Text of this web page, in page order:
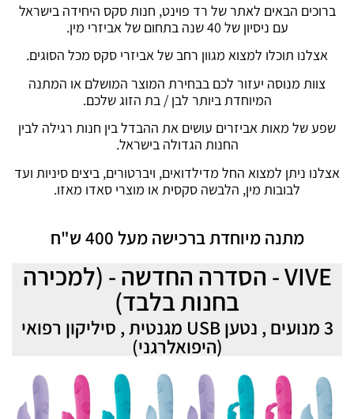
ברוכים הבאים לאתר של רד פוינט, חנות סקס היחידה בישראל
עם ניסיון של 40 שנה בתחום של אביזרי מין.
אצלנו תוכלו למצוא מגוון רחב של אביזרי סקס מכל הסוגים.
צוות מנוסה יעזור לכם בבחירת המוצר המושלם או המתנה
המיוחדת ביותר לבן / בת הזוג שלכם.
שפע של מאות אביזרים עושים את ההבדל בין חנות רגילה לבין
החנות הגדולה בישראל.
אצלנו ניתן למצוא החל מדילדואים, ויברטורים, ביצים סיניות ועד
לבובות מין, הלבשה סקסית או מוצרי סאדו מאזו.
מתנה מיוחדת ברכישה מעל 400 ש"ח
VIVE - הסדרה החדשה - (למכירה
בחנות בלבד)
3 מנועים , נטען USB מגנטית , סיליקון רפואי
(היפואלרגני)